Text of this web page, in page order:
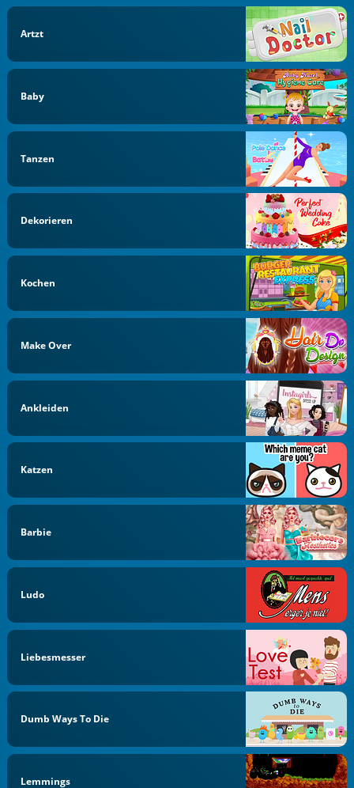
Artzt
Baby
Tanzen
Dekorieren
Kochen
Make Over
Ankleiden
Katzen
Barbie
Ludo
Liebesmesser
Dumb Ways To Die
Lemmings